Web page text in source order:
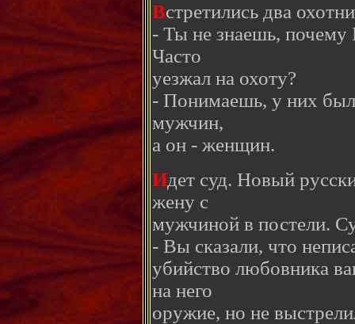
Встретились два
- Ты не знаешь, почему
Часто
уезжал на охоту?
- Понимаешь, у них
мужчин,
а он - женщин.
Идет суд. Новый
жену с
мужчиной в постели.
- Вы сказали, что
убийство любовника
на него
оружие, но не